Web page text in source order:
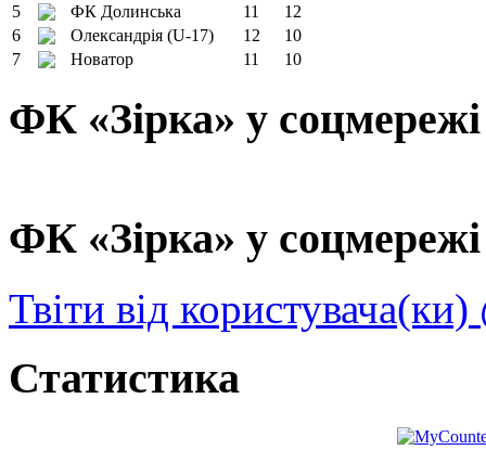
5
ФК Долинська 11
12
6
Олександрія (U-17) 12
10
7
Новатор 11 10
ФК «Зірка» у
ФК «Зірка» у
Твіти від
Статистика